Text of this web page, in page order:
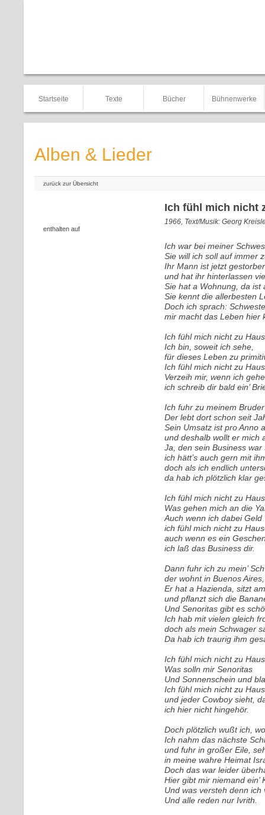
Startseite Texte Bücher Bühnenwerke
Alben & Lieder
zurück zur Übersicht
enthalten auf
Ich fühl mich nicht
1966, Text/Musik: Georg
Ich war bei meiner
Sie will ich soll auf immer
Ihr Mann ist jetzt
und hat ihr hinterlassen
Sie hat a Wohnung, da ist
Sie kennt die allerbesten
Doch ich sprach:
mir macht das Leben hier
Ich fühl mich nicht zu
Ich bin, soweit ich sehe,
für dieses Leben zu
Ich fühl mich nicht zu
Verzeih mir, wenn ich
ich schreib dir bald ein’
Ich fuhr zu meinem
Der lebt dort schon seit
Sein Umsatz ist pro Anno
und deshalb wollt er mich
Ja, den sein Business war
ich hätt’s auch gern mit
doch als ich endlich
da hab ich plötzlich klar
Ich fühl mich nicht zu
Was gehen mich an die
Auch wenn ich dabei Geld
ich fühl mich nicht zu
auch wenn es ein
ich laß das Business dir.
Dann fuhr ich zu mein’
der wohnt in Buenos
Er hat a Hazienda, sitzt
und pflanzt sich die
Und Senoritas gibt es
Ich hab mit vielen gleich
doch als mein Schwager
Da hab ich traurig ihm
Ich fühl mich nicht zu
Was solln mir Senoritas
Und Sonnenschein und
Ich fühl mich nicht zu
und jeder Cowboy sieht,
ich hier nicht hingehör.
Doch plötzlich wußt ich,
Ich nahm das nächste
und fuhr in großer Eile,
in meine wahre Heimat
Doch das war leider
Hier gibt mir niemand ein’
Und was versteh denn ich
Und alle reden nur Ivrith.